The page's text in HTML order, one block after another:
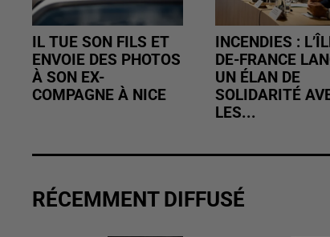
IL TUE SON FILS ET
ENVOIE DES PHOTOS
À SON EX-
COMPAGNE À NICE
INCENDIES :
DE-FRANCE
UN ÉLAN DE
SOLIDARITÉ
LES...
RÉCEMMENT DIFFUSÉ